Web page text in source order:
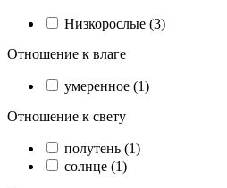
Низкорослые (3)
Отношение к влаге
умеренное (1)
Отношение к свету
полутень (1)
солнце (1)